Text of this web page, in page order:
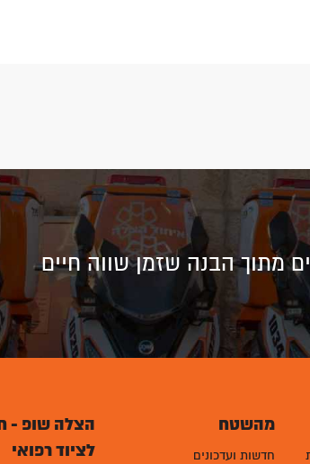
מתוך הבנה שזמן שווה חיים
מהשטח
חדשות ועדכונים
הצלה שופ -
לציוד רפואי